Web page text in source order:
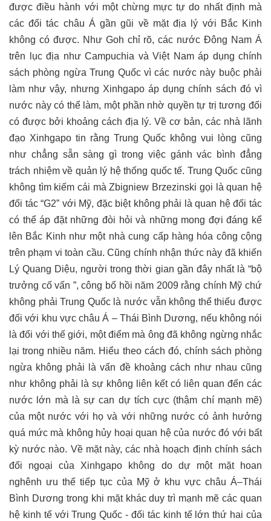
được điều hành với một chừng mực tự do nhất định mà
các đối tác châu Á gần gũi về mặt địa lý với Bắc Kinh
không có được. Như Goh chỉ rõ, các nước Đông Nam Á
trên lục địa như Campuchia và Việt Nam áp dụng chính
sách phòng ngừa Trung Quốc vì các nước này buộc phải
làm như vậy, nhưng Xinhgapo áp dụng chính sách đó vì
nước này có thể làm, một phần nhờ quyền tự trị tương đối
có được bởi khoảng cách địa lý. Về cơ bản, các nhà lãnh
đạo Xinhgapo tin rằng Trung Quốc không vui lòng cũng
như chẳng sẵn sàng gì trong việc gánh vác bình đẳng
trách nhiệm về quản lý hệ thống quốc tế. Trung Quốc cũng
không tìm kiếm cái mà Zbigniew Brzezinski gọi là quan hệ
đối tác “G2” với Mỹ, đặc biệt không phải là quan hệ đối tác
có thể áp đặt những đòi hỏi và những mong đợi đáng kể
lên Bắc Kinh như một nhà cung cấp hàng hóa công cộng
trên phạm vi toàn cầu. Cũng chính nhận thức này đã khiến
Lý Quang Diệu, người trong thời gian gần đây nhất là “bộ
trưởng cố vấn ”, công bố hồi năm 2009 rằng chính Mỹ chứ
không phải Trung Quốc là nước vẫn không thể thiếu được
đối với khu vực châu Á – Thái Bình Dương, nếu không nói
là đối với thế giới, một điểm mà ông đã không ngừng nhắc
lại trong nhiều năm. Hiểu theo cách đó, chính sách phòng
ngừa không phải là vấn đề khoảng cách như nhau cũng
như không phải là sự không liên kết có liên quan đến các
nước lớn mà là sự can dự tích cực (thậm chí mạnh mẽ)
của một nước với họ và với những nước có ảnh hưởng
quá mức mà không hủy hoại quan hệ của nước đó với bất
kỳ nước nào. Về mặt này, các nhà hoạch định chính sách
đối ngoại của Xinhgapo không do dự một mặt hoan
nghênh ưu thế tiếp tục của Mỹ ở khu vực châu Á–Thái
Bình Dương trong khi mặt khác duy trì mạnh mẽ các quan
hệ kinh tế với Trung Quốc - đối tác kinh tế lớn thứ hai của